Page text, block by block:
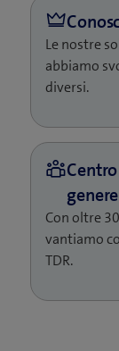
Le nostre
abbiamo
diversi.
Con oltre
vantiamo
TDR.